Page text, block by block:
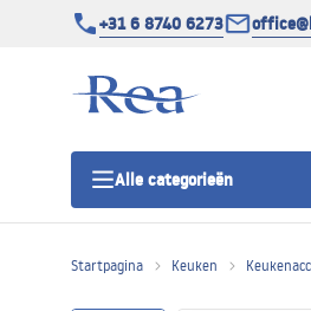
+31 6 8740 6273
Alle categorieën
Startpagina Keuken